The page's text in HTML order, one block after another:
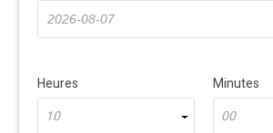
Heures
10
Minutes
00